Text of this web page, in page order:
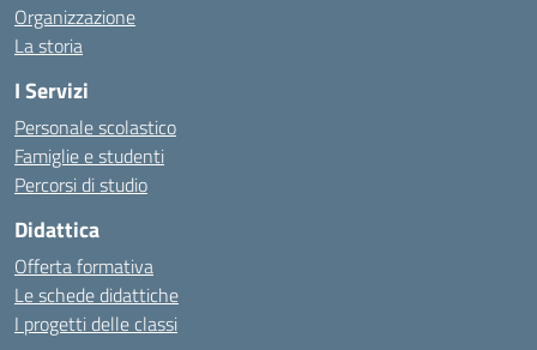
Organizzazione
La storia
I Servizi
Personale scolastico
Famiglie e studenti
Percorsi di studio
Didattica
Offerta formativa
Le schede didattiche
I progetti delle classi